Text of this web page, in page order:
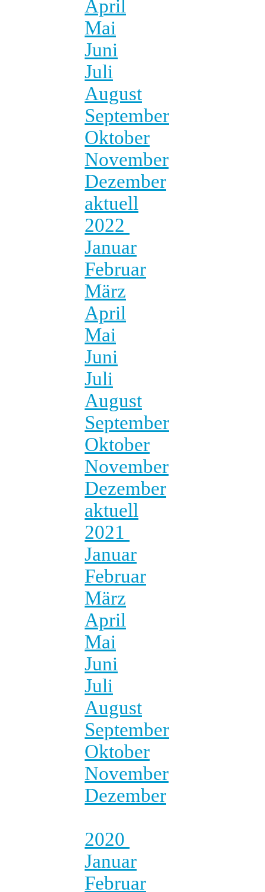
April
Mai
Juni
Juli
August
September
Oktober
November
Dezember
aktuell
2022
Januar
Februar
März
April
Mai
Juni
Juli
August
September
Oktober
November
Dezember
aktuell
2021
Januar
Februar
März
April
Mai
Juni
Juli
August
September
Oktober
November
Dezember
2020
Januar
Februar